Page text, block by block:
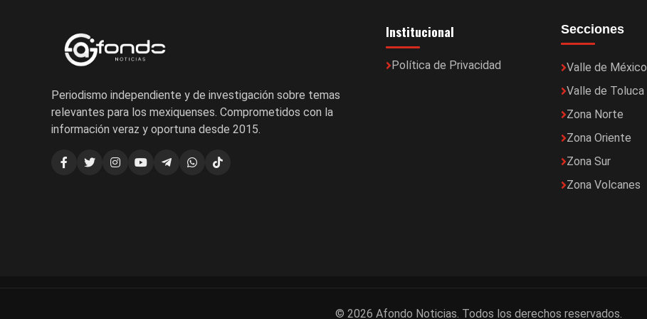
Periodismo independiente y de investigación sobre temas
relevantes para los mexiquenses. Comprometidos con la
información veraz y oportuna desde 2015.
Institucional
Política de Privacidad
Secciones
Valle de México
Valle de Toluca
Zona Norte
Zona Oriente
Zona Sur
Zona Volcanes
© 2026 Afondo Noticias. Todos los derechos reservados.